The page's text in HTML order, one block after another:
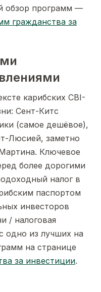
обзор программ —
гражданства за
карибских CBI-
Сент-Китс
(самое дешёвое),
Люсией, заметно
Ключевое
более дорогими
налог в
паспортом
инвесторов
/ налоговая
одно из лучших на
на странице
за инвестиции.